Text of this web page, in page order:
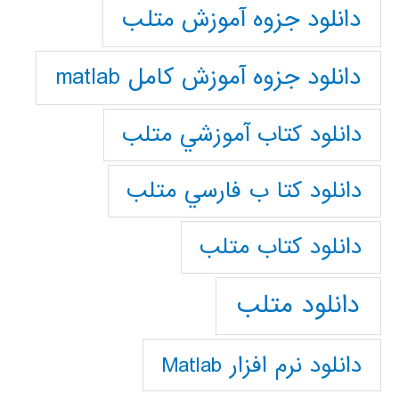
دانلود جزوه آموزش متلب
دانلود جزوه آموزش کامل matlab
دانلود كتاب آموزشي متلب
دانلود كتا ب فارسي متلب
دانلود كتاب متلب
دانلود متلب
دانلود نرم افزار Matlab